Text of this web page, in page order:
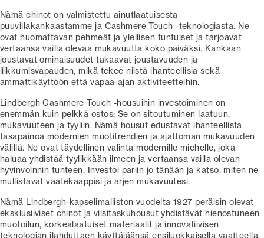
Nämä chinot on valmistettu ainutlaatuisesta
puuvillakankaastamme ja Cashmere Touch -teknologiasta. Ne
ovat huomattavan pehmeät ja ylellisen tuntuiset ja tarjoavat
vertaansa vailla olevaa mukavuutta koko päiväksi. Kankaan
joustavat ominaisuudet takaavat joustavuuden ja
liikkumisvapauden, mikä tekee niistä ihanteellisia sekä
ammattikäyttöön että vapaa-ajan aktiviteetteihin.
Lindbergh Cashmere Touch -housuihin investoiminen on
enemmän kuin pelkkä ostos; Se on sitoutuminen laatuun,
mukavuuteen ja tyyliin. Nämä housut edustavat ihanteellista
tasapainoa modernien muotitrendien ja ajattoman mukavuuden
välillä. Ne ovat täydellinen valinta modernille miehelle, joka
haluaa yhdistää tyylikkään ilmeen ja vertaansa vailla olevan
hyvinvoinnin tunteen. Investoi pariin jo tänään ja katso, miten ne
mullistavat vaatekaappisi ja arjen mukavuutesi.
Nämä Lindbergh-kapselimalliston vuodelta 1927 peräisin olevat
eksklusiiviset chinot ja viisitaskuhousut yhdistävät hienostuneen
muotoilun, korkealaatuiset materiaalit ja innovatiivisen
teknologian ilahduttaen käyttäjäänsä ensiluokkaisella vaatteella.